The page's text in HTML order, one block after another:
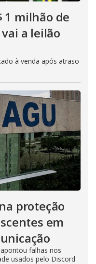
1 milhão de
a leilão
à venda após atraso
proteção
em
falhas nos
usados pelo Discord